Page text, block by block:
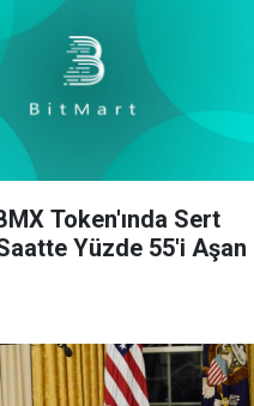
Token'ında Sert
Yüzde 55'i Aşan